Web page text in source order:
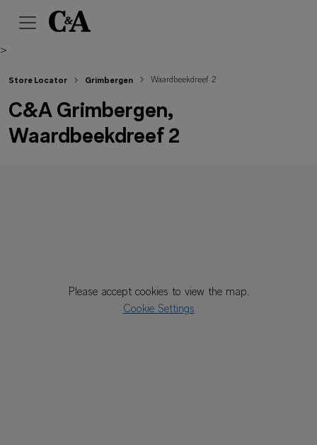
>
Please accept cookies to view the map.
Cookie Settings
Store Locator Grimbergen Waardbeekdreef 2
C&A Grimbergen,
Waardbeekdreef 2